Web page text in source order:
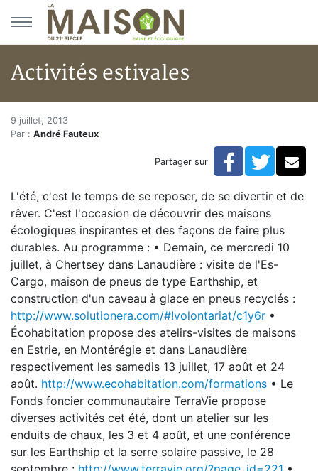
Aller au menu principal
Aller au contenu principal
Activités estivales
Accueil
Articles
Activités estivales
9 juillet, 2013
Par : André Fauteux
Partager sur Facebook
L'été, c'est le temps de se reposer, de se divertir et de
rêver. C'est l'occasion de découvrir des maisons
écologiques inspirantes et des façons de faire plus
durables. Au programme : • Demain, ce mercredi 10
juillet, à Chertsey dans Lanaudière : visite de l'Es-
Cargo, maison de pneus de type Earthship, et
construction d'un caveau à glace en pneus recyclés :
http://www.solutionera.com/#!volontariat/c1y6r •
Écohabitation propose des atelirs-visites de maisons
en Estrie, en Montérégie et dans Lanaudière
respectivement les samedis 13 juillet, 17 août et 24
août. http://www.ecohabitation.com/formations • Le
Fonds foncier communautaire TerraVie propose
diverses activités cet été, dont un atelier sur les
enduits de chaux, les 3 et 4 août, et une conférence
sur les Earthship et la serre solaire passive, le 28